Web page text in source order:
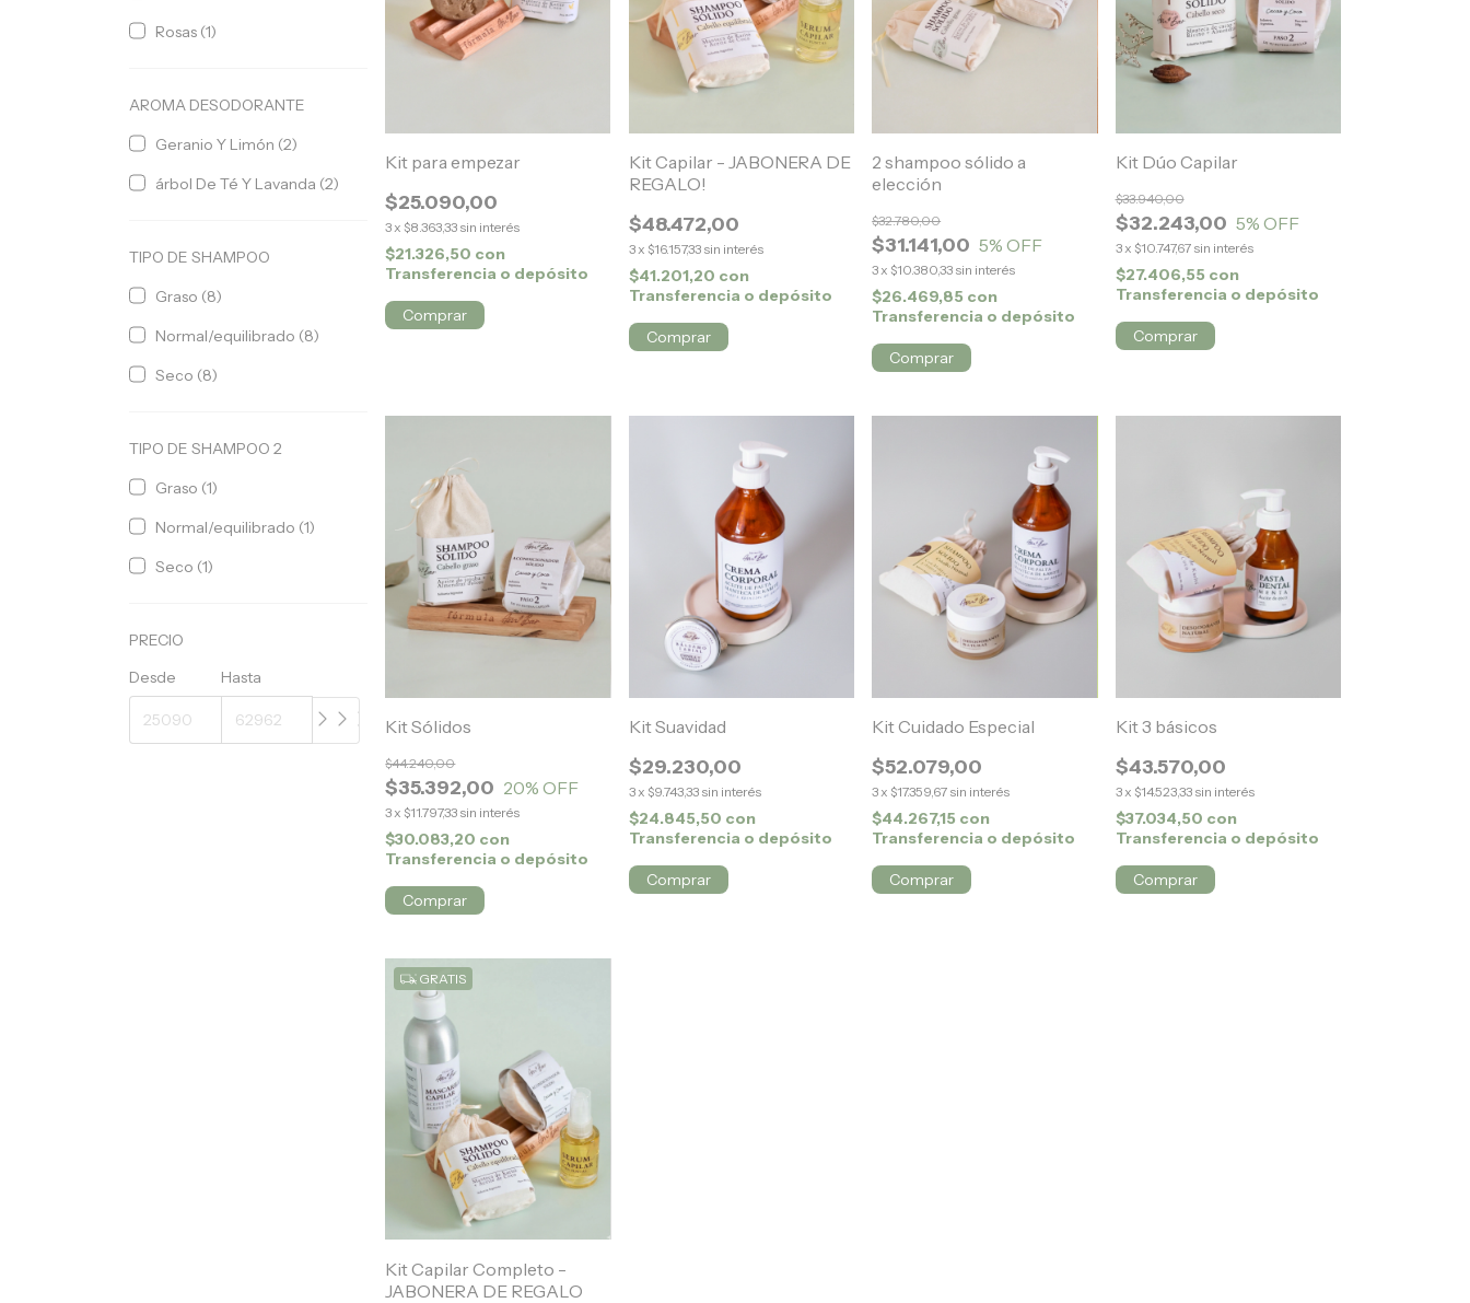
Rosas (1)
AROMA DESODORANTE
Geranio Y Limón (2)
árbol De Té Y Lavanda (2)
TIPO DE SHAMPOO
Graso (8)
Normal/equilibrado (8)
Seco (8)
TIPO DE SHAMPOO 2
Graso (1)
Normal/equilibrado (1)
Seco (1)
PRECIO
Desde
Hasta
Kit para empezar
$25.090,00
3 x $8.363,33 sin interés
$21.326,50 con
Transferencia o depósito
Comprar
Kit Capilar - JABONERA DE
REGALO!
$48.472,00
3 x $16.157,33 sin interés
$41.201,20 con
Transferencia o depósito
Comprar
2 shampoo sólido a
elección
$31.141,00
$32.780,00
5% OFF
3 x $10.380,33 sin interés
$26.469,85 con
Transferencia o depósito
Comprar
Kit Dúo Capilar
$32.243,00
$33.940,00
5% OFF
3 x $10.747,67 sin interés
$27.406,55 con
Transferencia o depósito
Comprar
Kit Sólidos
$35.392,00
$44.240,00
20% OFF
3 x $11.797,33 sin interés
$30.083,20 con
Transferencia o depósito
Comprar
Kit Suavidad
$29.230,00
3 x $9.743,33 sin interés
$24.845,50 con
Transferencia o depósito
Comprar
Kit Cuidado Especial
$52.079,00
3 x $17.359,67 sin interés
$44.267,15 con
Transferencia o depósito
Comprar
Kit 3 básicos
$43.570,00
3 x $14.523,33 sin interés
$37.034,50 con
Transferencia o depósito
Comprar
GRATIS
Kit Capilar Completo -
JABONERA DE REGALO